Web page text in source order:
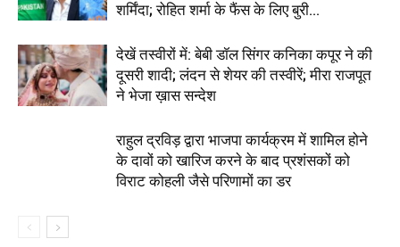
शर्मिंदा; रोहित शर्मा के फैंस के लिए बुरी...
देखें तस्वीरों में: बेबी डॉल सिंगर कनिका कपूर ने की
दूसरी शादी; लंदन से शेयर की तस्वीरें; मीरा राजपूत
ने भेजा ख़ास सन्देश
राहुल द्रविड़ द्वारा भाजपा कार्यक्रम में शामिल होने
के दावों को खारिज करने के बाद प्रशंसकों को
विराट कोहली जैसे परिणामों का डर